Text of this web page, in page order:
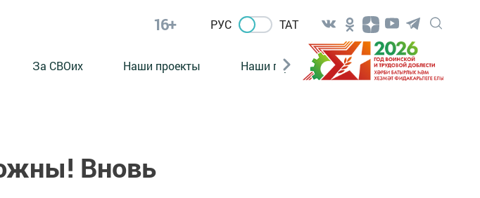
16+ РУС ТАТ
За СВОих Наши проекты Наши герои Нормативно-правовые
Вновь